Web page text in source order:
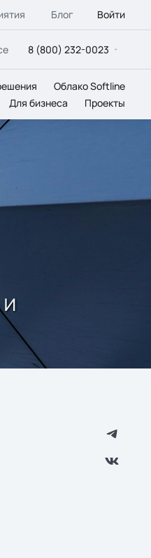
Блог Войти
8 (800) 232-0023
Облако Softline
Для бизнеса Проекты